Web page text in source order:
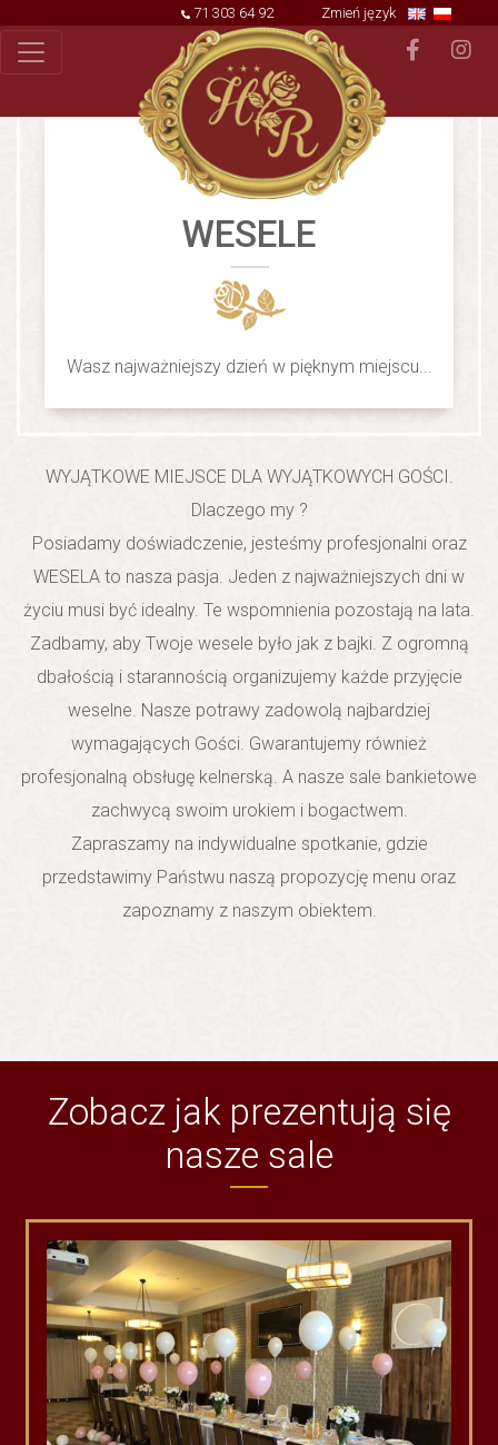
71 303 64 92 Zmień język
WESELE
Wasz najważniejszy dzień w pięknym miejscu...
WYJĄTKOWE MIEJSCE DLA WYJĄTKOWYCH GOŚCI.
Dlaczego my ?
Posiadamy doświadczenie, jesteśmy profesjonalni oraz
WESELA to nasza pasja. Jeden z najważniejszych dni w
życiu musi być idealny. Te wspomnienia pozostają na lata.
Zadbamy, aby Twoje wesele było jak z bajki. Z ogromną
dbałością i starannością organizujemy każde przyjęcie
weselne. Nasze potrawy zadowolą najbardziej
wymagających Gości. Gwarantujemy również
profesjonalną obsługę kelnerską. A nasze sale bankietowe
zachwycą swoim urokiem i bogactwem.
Zapraszamy na indywidualne spotkanie, gdzie
przedstawimy Państwu naszą propozycję menu oraz
zapoznamy z naszym obiektem.
Zobacz jak prezentują się
nasze sale